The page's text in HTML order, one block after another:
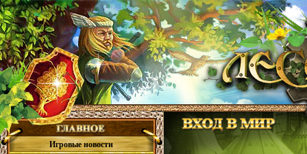
Игровые новости